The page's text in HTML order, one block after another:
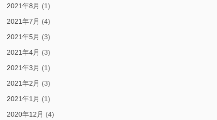
2021年8月 (1)
2021年7月 (4)
2021年5月 (3)
2021年4月 (3)
2021年3月 (1)
2021年2月 (3)
2021年1月 (1)
2020年12月 (4)